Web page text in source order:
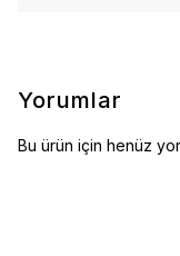
Yorumlar
Bu ürün için henüz